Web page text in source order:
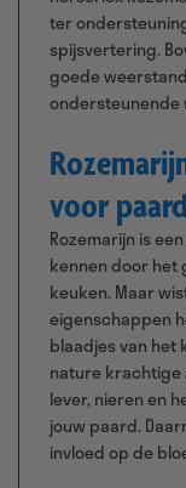
ter
spijsvertering.
goede
ondersteunende
voor
Rozemarijn is
kennen door het
keuken. Maar
eigenschappen
blaadjes van het
nature krachtige
lever, nieren en
jouw paard.
invloed op de